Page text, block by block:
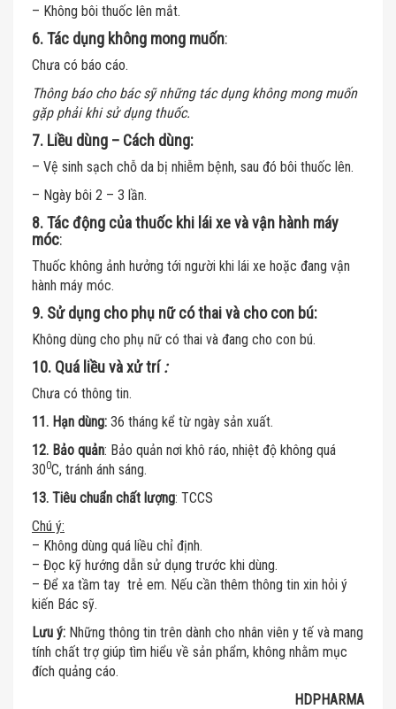
– Không bôi thuốc lên mắt.
6. Tác dụng không mong muốn:
Chưa có báo cáo.
Thông báo cho bác sỹ những tác dụng không mong muốn
gặp phải khi sử dụng thuốc.
7. Liều dùng – Cách dùng:
– Vệ sinh sạch chỗ da bị nhiễm bệnh, sau đó bôi thuốc lên.
– Ngày bôi 2 – 3 lần.
8. Tác động của thuốc khi lái xe và vận hành máy
móc:
Thuốc không ảnh hưởng tới người khi lái xe hoặc đang vận
hành máy móc.
9. Sử dụng cho phụ nữ có thai và cho con bú:
Không dùng cho phụ nữ có thai và đang cho con bú.
10. Quá liều và xử trí :
Chưa có thông tin.
11. Hạn dùng: 36 tháng kể từ ngày sản xuất.
12. Bảo quản: Bảo quản nơi khô ráo, nhiệt độ không quá
300C, tránh ánh sáng.
13. Tiêu chuẩn chất lượng: TCCS
Chú ý:
– Không dùng quá liều chỉ định.
– Đọc kỹ hướng dẫn sử dụng trước khi dùng.
– Để xa tầm tay trẻ em. Nếu cần thêm thông tin xin hỏi ý
kiến Bác sỹ.
Lưu ý: Những thông tin trên dành cho nhân viên y tế và mang
tính chất trợ giúp tìm hiểu về sản phẩm, không nhằm mục
đích quảng cáo.
HDPHARMA